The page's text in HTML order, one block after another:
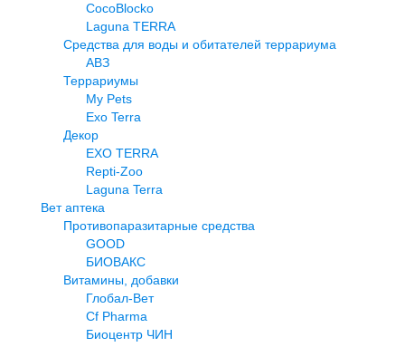
CocoBlocko
Laguna TERRA
Средства для воды и обитателей террариума
АВЗ
Террариумы
My Pets
Exo Terra
Декор
EXO TERRA
Repti-Zoo
Laguna Terra
Вет аптека
Противопаразитарные средства
GOOD
БИОВАКС
Витамины, добавки
Глобал-Вет
Cf Pharma
Биоцентр ЧИН